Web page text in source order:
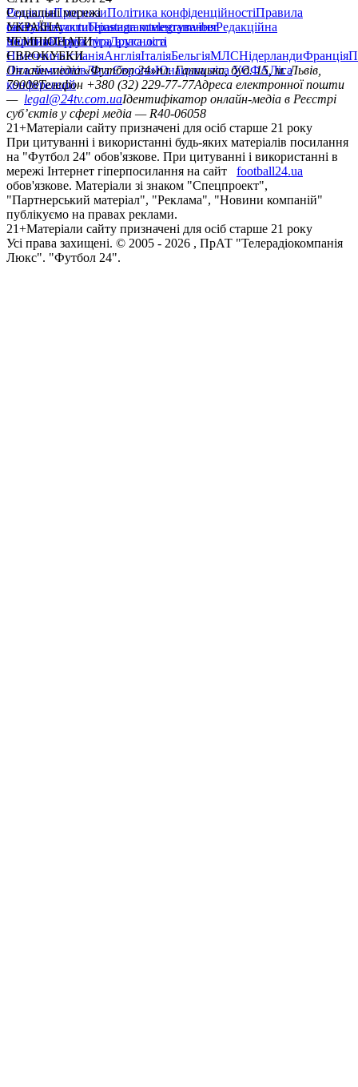
РедакціяПрогнозиПолітика конфіденційностіПравила
сайтуКонтактиПравила коментуванняРедакційна
політикаСтруктура власності
Соціальні мережі
facebookxyoutubeinstagramtelegramviber
УКРАЇНА
УкраїнаПерша лігаДруга ліга
ЧЕМПІОНАТИ
НімеччинаІспаніяАнгліяІталіяБельгіяМЛСНідерландиФранція
ЄВРОКУБКИ
Ліга чемпіонівЛіга ЄвропиЮнацька ліга УЄФАЛіга
конференцій
Онлайн-медіа «Футбол 24»пл. Галицька, буд. 15, м. Львів,
79008Телефон +380 (32) 229-77-77Адреса електронної пошти
— legal@24tv.com.uaІдентифікатор онлайн-медіа в Реєстрі
суб’єктів у сфері медіа — R40-06058
21+Матеріали сайту призначені для осіб старше 21 року
При цитуванні і використанні будь-яких матеріалів посилання
на "Футбол 24" обов'язкове. При цитуванні і використанні в
мережі Інтернет гіперпосилання на сайт
football24.ua
обов'язкове. Матеріали зі знаком "Спецпроект",
"Партнерський матеріал", "Реклама", "Новини компаній"
публікуємо на правах реклами.
21+Матеріали сайту призначені для осіб старше 21 року
Усi права захищенi. © 2005 - 2026 , ПрАТ "Телерадіокомпанія
Люкс". "Футбол 24".